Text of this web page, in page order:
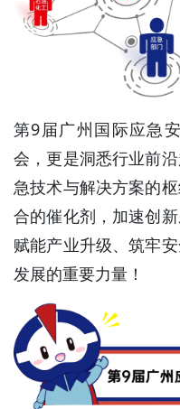
第9届广州国际应急
会，更是洞悉行业前
急技术与解决方案的
合的催化剂，加速创
赋能产业升级、筑牢
发展的重要力量！